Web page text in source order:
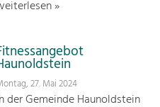
»
27. Mai 2024
der Gemeinde Haunoldstein